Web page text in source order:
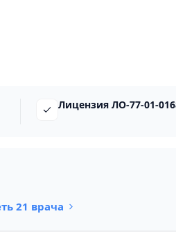
Лицензия ЛО-77-01-
21 врача